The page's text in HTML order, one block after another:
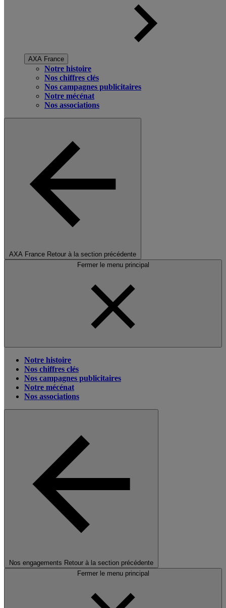
AXA France
Notre histoire
Nos chiffres clés
Nos campagnes publicitaires
Notre mécénat
Nos associations
AXA France Retour à la section précédente
Fermer le menu principal
Notre histoire
Nos chiffres clés
Nos campagnes publicitaires
Notre mécénat
Nos associations
Nos engagements Retour à la section précédente
Fermer le menu principal